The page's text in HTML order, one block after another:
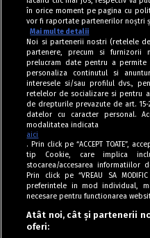
în orice moment pe pagina cu
vor fi raportate partenerilor noștri
Mai multe detalii
Noi si partenerii nostri (retelele
partenere, precum si
prelucram date pentru a
personaliza continutul si
interesele si/sau profilul dvs.,
retelelor de socializare si pentru
de drepturile prevazute de art.
datelor cu caracter personal.
modalitatea indicata
aici
. Prin click pe “ACCEPT TOATE”,
tip Cookie, care implica
stocarea/accesarea informatiilor
Prin click pe “VREAU SA
preferintele in mod individual,
necesare pentru functionarea
Atât noi, cât și partenerii
oferi: